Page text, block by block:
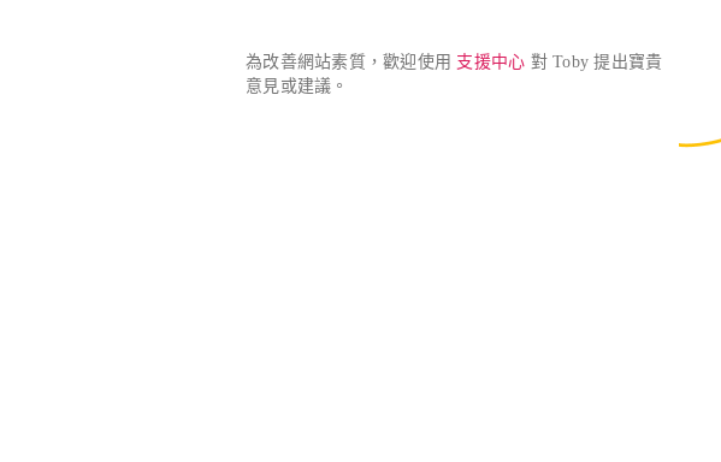
為改善網站素質，歡迎使用 支援中心 對 Toby 提出寶貴
意見或建議。